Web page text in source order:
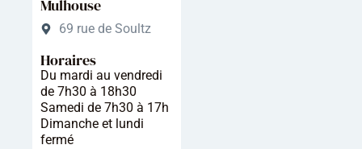
Mulhouse
69 rue de Soultz
Horaires
Du mardi au vendredi
de 7h30 à 18h30
Samedi de 7h30 à 17h
Dimanche et lundi
fermé